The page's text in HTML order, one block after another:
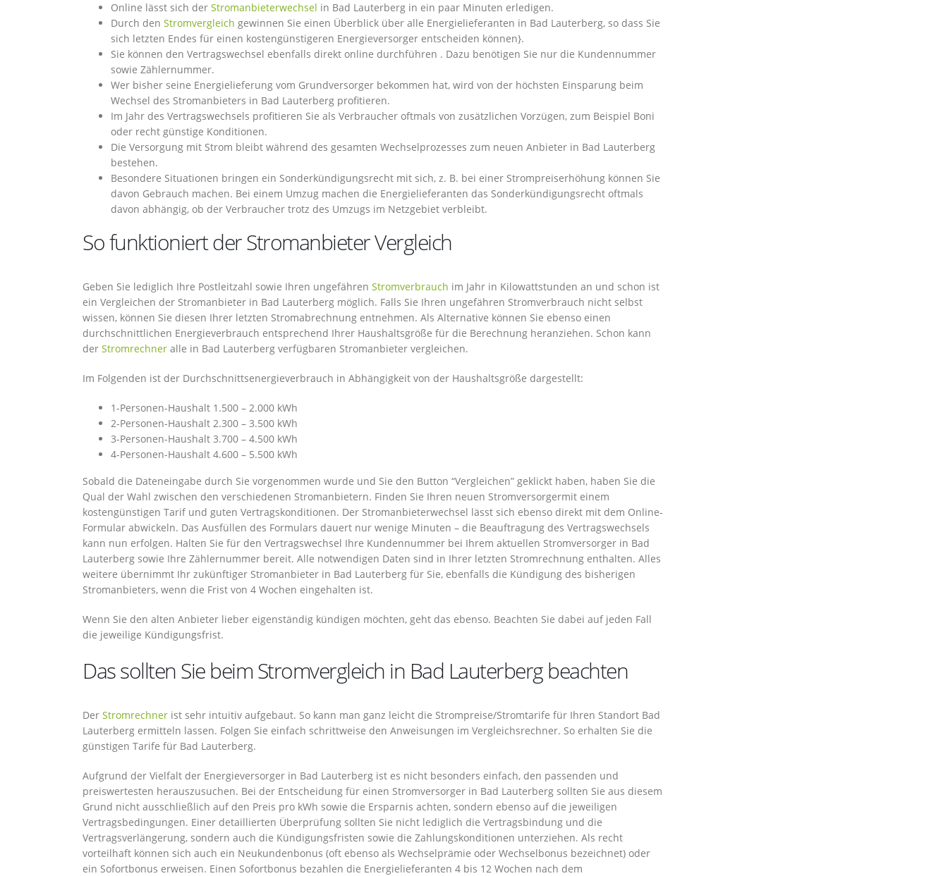
Online lässt sich der Stromanbieterwechsel in Bad Lauterberg in ein paar Minuten erledigen.
Durch den Stromvergleich gewinnen Sie einen Überblick über alle Energielieferanten in Bad Lauterberg, so dass Sie
sich letzten Endes für einen kostengünstigeren Energieversorger entscheiden können}.
Sie können den Vertragswechsel ebenfalls direkt online durchführen . Dazu benötigen Sie nur die Kundennummer
sowie Zählernummer.
Wer bisher seine Energielieferung vom Grundversorger bekommen hat, wird von der höchsten Einsparung beim
Wechsel des Stromanbieters in Bad Lauterberg profitieren.
Im Jahr des Vertragswechsels profitieren Sie als Verbraucher oftmals von zusätzlichen Vorzügen, zum Beispiel Boni
oder recht günstige Konditionen.
Die Versorgung mit Strom bleibt während des gesamten Wechselprozesses zum neuen Anbieter in Bad Lauterberg
bestehen.
Besondere Situationen bringen ein Sonderkündigungsrecht mit sich, z. B. bei einer Strompreiserhöhung können Sie
davon Gebrauch machen. Bei einem Umzug machen die Energielieferanten das Sonderkündigungsrecht oftmals
davon abhängig, ob der Verbraucher trotz des Umzugs im Netzgebiet verbleibt.
So funktioniert der Stromanbieter Vergleich
Geben Sie lediglich Ihre Postleitzahl sowie Ihren ungefähren Stromverbrauch im Jahr in Kilowattstunden an und schon ist
ein Vergleichen der Stromanbieter in Bad Lauterberg möglich. Falls Sie Ihren ungefähren Stromverbrauch nicht selbst
wissen, können Sie diesen Ihrer letzten Stromabrechnung entnehmen. Als Alternative können Sie ebenso einen
durchschnittlichen Energieverbrauch entsprechend Ihrer Haushaltsgröße für die Berechnung heranziehen. Schon kann
der Stromrechner alle in Bad Lauterberg verfügbaren Stromanbieter vergleichen.
Im Folgenden ist der Durchschnittsenergieverbrauch in Abhängigkeit von der Haushaltsgröße dargestellt:
1-Personen-Haushalt 1.500 – 2.000 kWh
2-Personen-Haushalt 2.300 – 3.500 kWh
3-Personen-Haushalt 3.700 – 4.500 kWh
4-Personen-Haushalt 4.600 – 5.500 kWh
Sobald die Dateneingabe durch Sie vorgenommen wurde und Sie den Button “Vergleichen” geklickt haben, haben Sie die
Qual der Wahl zwischen den verschiedenen Stromanbietern. Finden Sie Ihren neuen Stromversorgermit einem
kostengünstigen Tarif und guten Vertragskonditionen. Der Stromanbieterwechsel lässt sich ebenso direkt mit dem Online-
Formular abwickeln. Das Ausfüllen des Formulars dauert nur wenige Minuten – die Beauftragung des Vertragswechsels
kann nun erfolgen. Halten Sie für den Vertragswechsel Ihre Kundennummer bei Ihrem aktuellen Stromversorger in Bad
Lauterberg sowie Ihre Zählernummer bereit. Alle notwendigen Daten sind in Ihrer letzten Stromrechnung enthalten. Alles
weitere übernimmt Ihr zukünftiger Stromanbieter in Bad Lauterberg für Sie, ebenfalls die Kündigung des bisherigen
Stromanbieters, wenn die Frist von 4 Wochen eingehalten ist.
Wenn Sie den alten Anbieter lieber eigenständig kündigen möchten, geht das ebenso. Beachten Sie dabei auf jeden Fall
die jeweilige Kündigungsfrist.
Das sollten Sie beim Stromvergleich in Bad Lauterberg beachten
Der Stromrechner ist sehr intuitiv aufgebaut. So kann man ganz leicht die Strompreise/Stromtarife für Ihren Standort Bad
Lauterberg ermitteln lassen. Folgen Sie einfach schrittweise den Anweisungen im Vergleichsrechner. So erhalten Sie die
günstigen Tarife für Bad Lauterberg.
Aufgrund der Vielfalt der Energieversorger in Bad Lauterberg ist es nicht besonders einfach, den passenden und
preiswertesten herauszusuchen. Bei der Entscheidung für einen Stromversorger in Bad Lauterberg sollten Sie aus diesem
Grund nicht ausschließlich auf den Preis pro kWh sowie die Ersparnis achten, sondern ebenso auf die jeweiligen
Vertragsbedingungen. Einer detaillierten Überprüfung sollten Sie nicht lediglich die Vertragsbindung und die
Vertragsverlängerung, sondern auch die Kündigungsfristen sowie die Zahlungskonditionen unterziehen. Als recht
vorteilhaft können sich auch ein Neukundenbonus (oft ebenso als Wechselprämie oder Wechselbonus bezeichnet) oder
ein Sofortbonus erweisen. Einen Sofortbonus bezahlen die Energielieferanten 4 bis 12 Wochen nach dem